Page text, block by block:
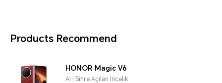
Products Recommend
HONOR Magic V6
AI | Sihre Açılan İncelik